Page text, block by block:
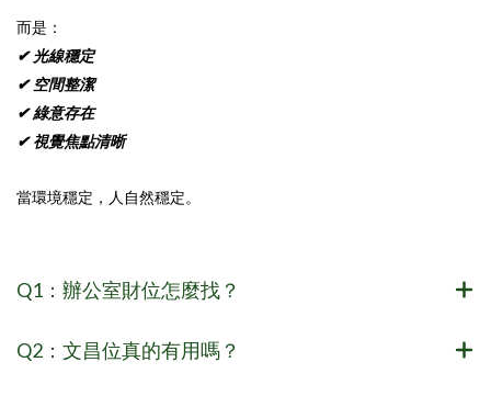
而是：
✔ 光線穩定
✔ 空間整潔
✔ 綠意存在
✔ 視覺焦點清晰
當環境穩定，人自然穩定。
Q1：辦公室財位怎麼找？
Q2：文昌位真的有用嗎？